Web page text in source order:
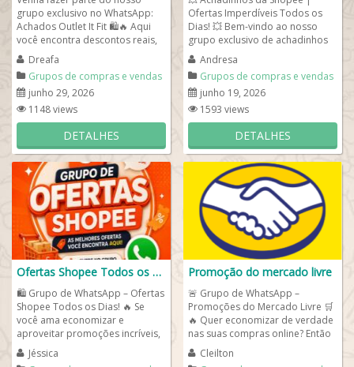
grupo exclusivo no WhatsApp:
Achados Outlet It Fit 🛍️🔥 Aqui
você encontra descontos reais,
ofertas atualizadas e...
Dreafa
Grupos de compras e vendas
junho 29, 2026
1148 views
DETALHES
Ofertas Imperdíveis Todos os
Dias! 💥 Bem-vindo ao nosso
grupo exclusivo de achadinhos
da Shopee ! Aqui você encontra
as...
Andresa
Grupos de compras e vendas
junho 19, 2026
1593 views
DETALHES
Ofertas Shopee Todos os Dias
🛍️ Grupo de WhatsApp – Ofertas
Shopee Todos os Dias! 🔥 Se
você ama economizar e
aproveitar promoções incríveis,
esse grupo é para você! Aqui...
Jéssica
Promoção do mercado livre
🚨 Grupo de WhatsApp –
Promoções do Mercado Livre 🛒
🔥 Quer economizar de verdade
nas suas compras online? Então
você precisa entrar agora no...
Cleilton